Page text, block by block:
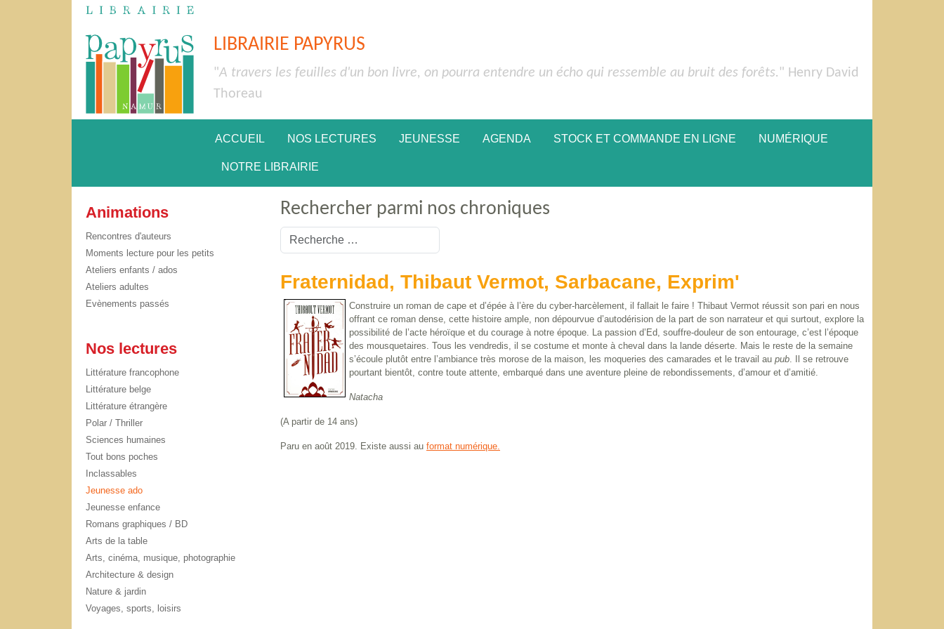
LIBRAIRIE PAPYRUS
"A travers les feuilles d'un bon livre, on pourra entendre un écho qui ressemble au bruit des forêts. " Henry David
Thoreau
ACCUEIL NOS LECTURES JEUNESSE AGENDA STOCK ET COMMANDE EN LIGNE NUMÉRIQUE
NOTRE LIBRAIRIE
Animations
Rencontres d'auteurs
Moments lecture pour les petits
Ateliers enfants / ados
Ateliers adultes
Evènements passés
Nos lectures
Littérature francophone
Littérature belge
Littérature étrangère
Polar / Thriller
Sciences humaines
Tout bons poches
Inclassables
Jeunesse ado
Jeunesse enfance
Romans graphiques / BD
Arts de la table
Arts, cinéma, musique, photographie
Architecture & design
Nature & jardin
Voyages, sports, loisirs
Rechercher parmi nos chroniques
Valider
Fraternidad, Thibaut Vermot, Sarbacane, Exprim'
Construire un roman de cape et d’épée à l’ère du cyber-harcèlement, il fallait le faire ! Thibaut Vermot réussit son pari en nous
offrant ce roman dense, cette histoire ample, non dépourvue d’autodérision de la part de son narrateur et qui surtout, explore la
possibilité de l’acte héroïque et du courage à notre époque. La passion d’Ed, souffre-douleur de son entourage, c’est l’époque
des mousquetaires. Tous les vendredis, il se costume et monte à cheval dans la lande déserte. Mais le reste de la semaine
s’écoule plutôt entre l’ambiance très morose de la maison, les moqueries des camarades et le travail au pub. Il se retrouve
pourtant bientôt, contre toute attente, embarqué dans une aventure pleine de rebondissements, d’amour et d’amitié.
Natacha
(A partir de 14 ans)
Paru en août 2019. Existe aussi au format numérique.